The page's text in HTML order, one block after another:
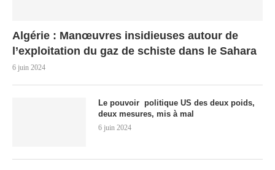
Algérie : Manœuvres insidieuses autour de
l’exploitation du gaz de schiste dans le Sahara
6 juin 2024
Le pouvoir politique US des deux poids,
deux mesures, mis à mal
6 juin 2024